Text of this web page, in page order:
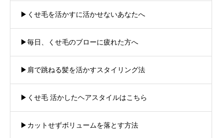
▶︎くせ毛を活かすに活かせないあなたへ
▶︎毎日、くせ毛のブローに疲れた方へ
▶︎肩で跳ねる髪を活かすスタイリング法
▶︎くせ毛 活かしたヘアスタイルはこちら
▶︎カットせずボリュームを落とす方法